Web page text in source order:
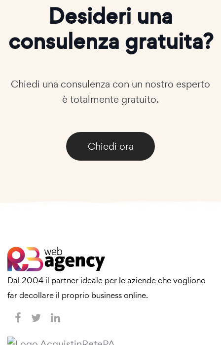
Desideri una
consulenza gratuita?
Chiedi una consulenza con un nostro esperto
è totalmente gratuito.
Chiedi ora
Dal 2004 il partner ideale per le aziende che vogliono
far decollare il proprio business online.